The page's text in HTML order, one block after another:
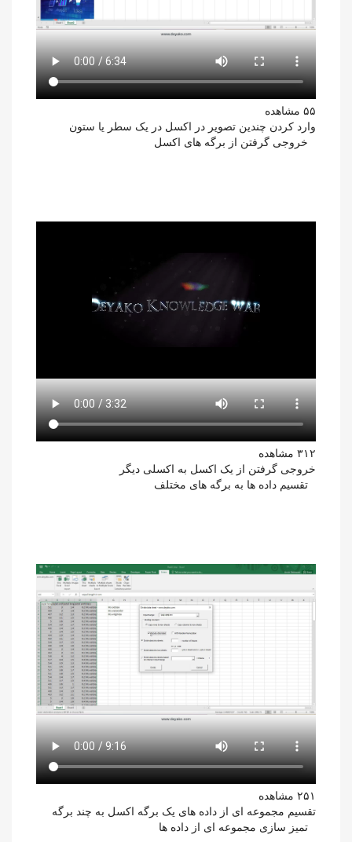
۵۵ مشاهده
وارد کردن چندین تصویر در اکسل در یک سطر یا ستون
خروجی گرفتن از برگه های اکسل
۳۱۲ مشاهده
خروجی گرفتن از یک اکسل به اکسلی دیگر
تقسیم داده ها به برگه های مختلف
۲۵۱ مشاهده
تقسیم مجموعه ای از داده های یک برگه اکسل به چند برگه
تمیز سازی مجموعه ای از داده ها